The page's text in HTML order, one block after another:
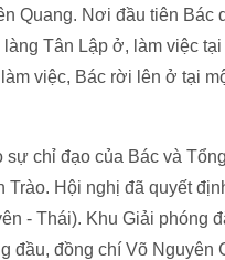
Quang. Nơi đầu tiên
làng Tân Lập ở, làm việc
việc, Bác rời lên ở tại
sự chỉ đạo của Bác và
Trào. Hội nghị đã quyết
- Thái). Khu Giải phóng
đầu, đồng chí Võ Nguyên